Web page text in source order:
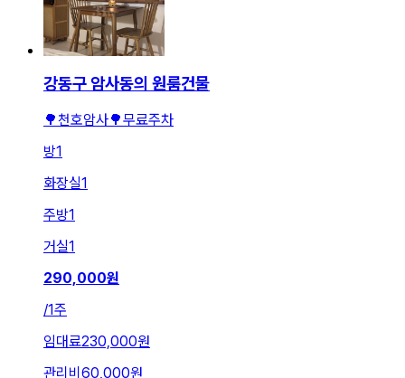
강동구 암사동의 원룸건물
🌳천호암사🌳무료주차
방1
화장실1
주방1
거실1
290,000원
/1주
임대료230,000원
관리비 60,000원